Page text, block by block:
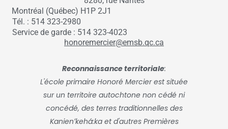
Montréal (Québec) H1P 2J1
Tél. : 514 323-2980
Service de garde : 514 323-4023
honoremercier@emsb.qc.ca
Reconnaissance territoriale:
L'école primaire Honoré Mercier est située
sur un territoire autochtone non cédé ni
concédé, des terres traditionnelles des
Kanienʼkehá:ka et d'autres Premières